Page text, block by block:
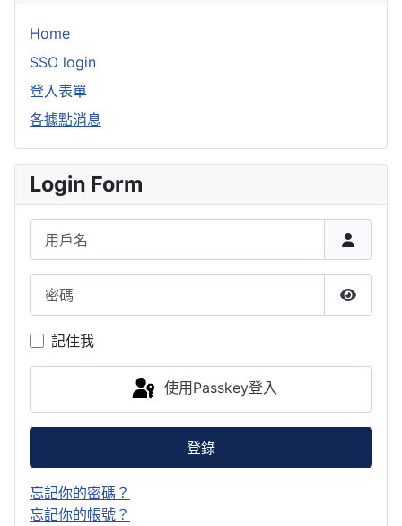
Home
SSO login
登入表單
各據點消息
Login Form
用戶名
密碼
顯示密
記住我
使用Passkey登入
登錄
忘記你的密碼？
忘記你的帳號？